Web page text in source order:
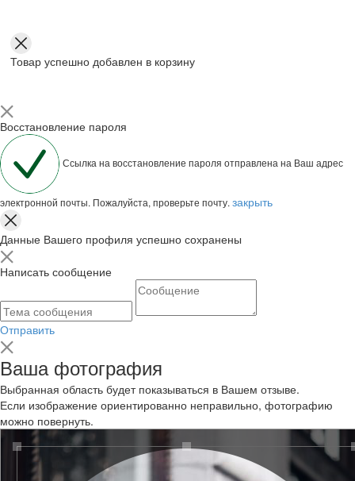
Товар успешно добавлен в корзину
Восстановление пароля
Ссылка на восстановление пароля отправлена на Ваш адрес
электронной почты. Пожалуйста, проверьте почту. закрыть
Данные Вашего профиля успешно сохранены
Написать сообщение
Отправить
Ваша фотография
Выбранная область будет показываться в Вашем отзыве.
Если изображение ориентированно неправильно, фотографию
можно повернуть.